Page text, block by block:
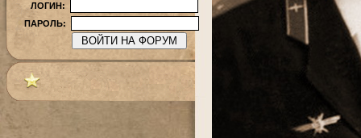
ЛОГИН:
ПАРОЛЬ: